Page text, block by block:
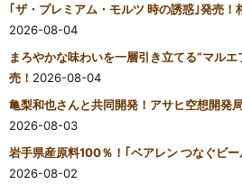
｢ザ・プレミアム・モルツ 時の誘惑｣発売！
2026-08-04
まろやかな味わいを一層引き立てる“マル
売！ 2026-08-04
亀梨和也さんと共同開発！アサヒ空想開発
2026-08-03
岩手県産原料100％！｢ベアレン つなぐビ
2026-08-02